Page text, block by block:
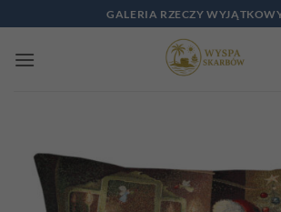
do
zawartości
GALERIA RZECZY